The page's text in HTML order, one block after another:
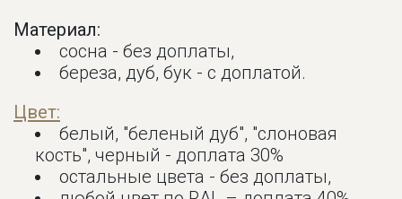
Материал:
сосна - без доплаты,
береза, дуб, бук - с доплатой.
Цвет:
белый, "беленый дуб", "слоновая
кость", черный - доплата 30%
остальные цвета - без доплаты,